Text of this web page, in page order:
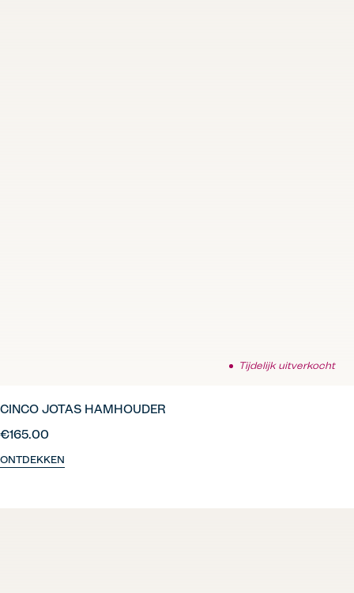
Tijdelijk uitverkocht
CINCO JOTAS HAMHOUDER
€165.00
ONTDEKKEN